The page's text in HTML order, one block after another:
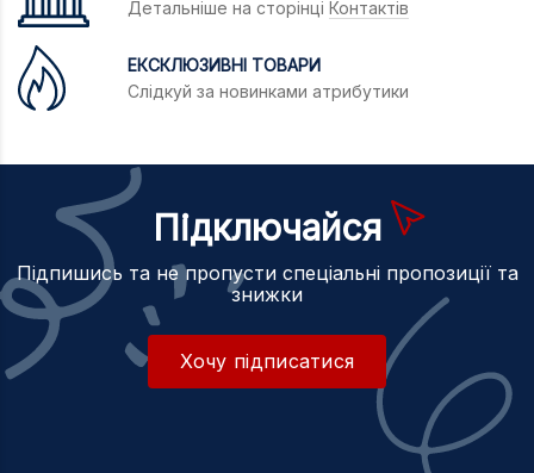
Детальніше на сторінці Контактів
ЕКСКЛЮЗИВНІ ТОВАРИ
Слідкуй за новинками атрибутики
Підключайся
Підпишись та не пропусти спеціальні пропозиції та
знижки
Хочу підписатися